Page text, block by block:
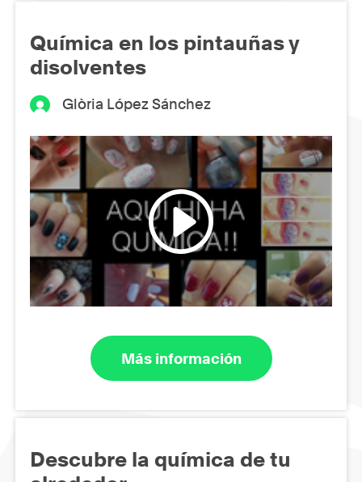
Química en los pintauñas y
disolventes
Glòria López Sánchez
Más información
Descubre la química de tu